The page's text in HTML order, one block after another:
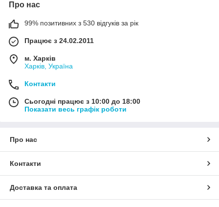
Про нас
99% позитивних з 530 відгуків за рік
Працює з 24.02.2011
м. Харків
Харків, Україна
Контакти
Сьогодні працює з 10:00 до 18:00
Показати весь графік роботи
Про нас
Контакти
Доставка та оплата